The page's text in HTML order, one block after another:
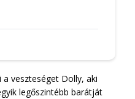
veszteséget Dolly, aki
legőszintébb barátját